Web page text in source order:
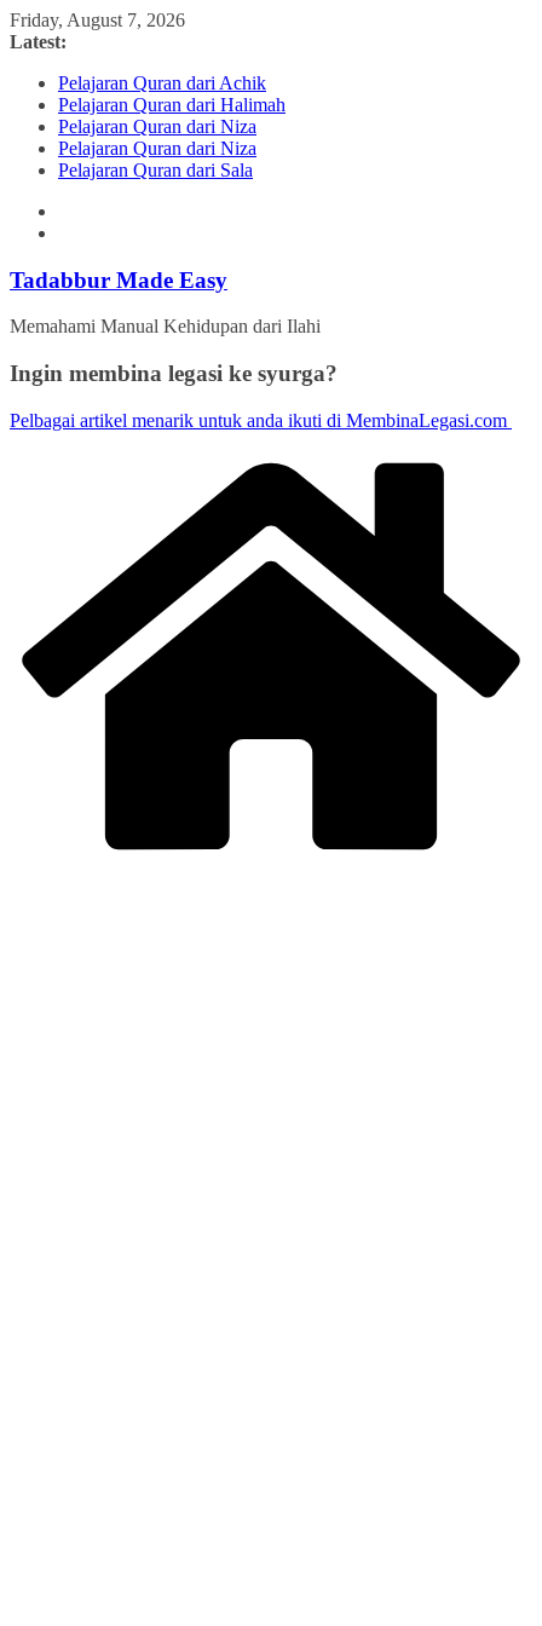
Skip
to
Friday, August 7, 2026
Latest:
Pelajaran Quran dari Achik
Pelajaran Quran dari Halimah
Pelajaran Quran dari Niza
Pelajaran Quran dari Niza
Pelajaran Quran dari Sala
Tadabbur Made Easy
Memahami Manual Kehidupan dari Ilahi
Ingin membina legasi ke syurga?
Pelbagai artikel menarik untuk anda ikuti di MembinaLegasi.com